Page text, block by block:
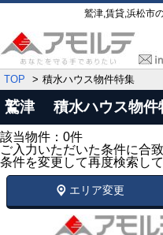
鷲津,賃貸,浜松市
TOP 積水ハウス物件特集
鷲津 積水ハウス物件
該当物件：0件
ご入力いただいた条件に合
条件を変更して再度検索して
エリア変更